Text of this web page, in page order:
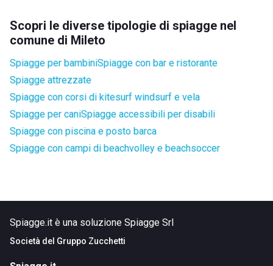
Scopri le diverse tipologie di spiagge nel
comune di Mileto
Spiagge per bambiniSpiagge con bar e ristorante
Spiagge attrezzate
Spiagge con corsi di kitesurf windsurf e vela
Spiagge per caniSpiagge accessibili per disabili
Spiagge con piscina e posto barca
Spiagge con campi di beachvolley e beachsoccer
Spiagge.it è una soluzione Spiagge Srl
Società del Gruppo Zucchetti